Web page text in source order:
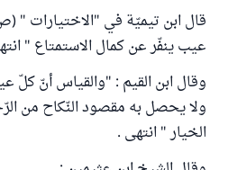
عيب ينفّر عن كمال الاستمتاع "
وقال ابن القيم : "والقياس أنّ كلّ
ولا يحصل به مقصود النّكاح من
الخيار " انتهى .